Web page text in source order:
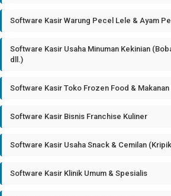
Software Kasir Warung Pecel Lele & Ayam
Software Kasir Usaha Minuman Kekinian
dll.)
Software Kasir Toko Frozen Food & Makanan
Software Kasir Bisnis Franchise Kuliner
Software Kasir Usaha Snack & Cemilan
Software Kasir Klinik Umum & Spesialis